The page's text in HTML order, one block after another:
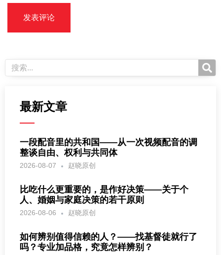
最新文章
一段配音里的共和国——从一次视频配音的调
整谈自由、权利与共同体
2026-08-07 赵晓原创
比吃什么更重要的，是作好决策——关于个
人、婚姻与家庭决策的若干原则
2026-08-06 赵晓原创
如何辨别值得信赖的人？——找基督徒就行了
吗？专业加品格，究竟怎样辨别？